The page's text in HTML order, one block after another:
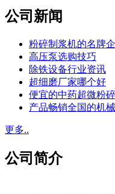
公司新闻
粉碎制浆机的名牌
高压泵选购技巧
除铁设备行业资讯
超细磨厂家哪个好
便宜的中药超微粉
产品畅销全国的机
更多..
公司简介